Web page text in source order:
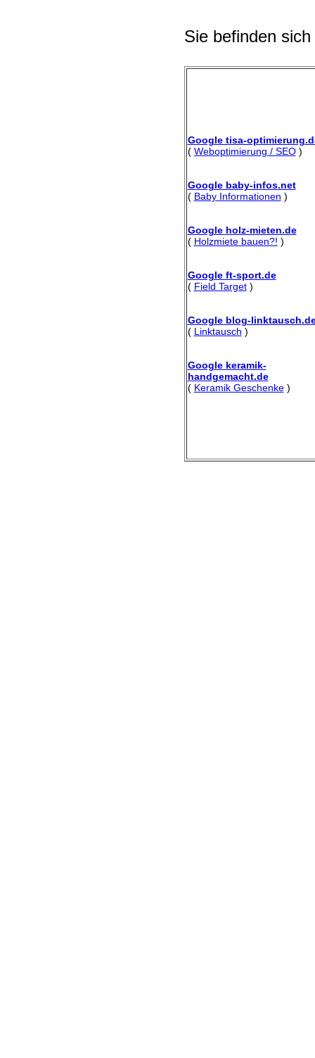
Sie befinden
Google tisa-
( Weboptimierung / SEO)
Google baby-infos.net
( Baby Informationen )
Google holz-mieten.de
( Holzmiete bauen?! )
Google ft-sport.de
( Field Target)
Google blog-
( Linktausch )
Google keramik-
handgemacht.de
( Keramik Geschenke)